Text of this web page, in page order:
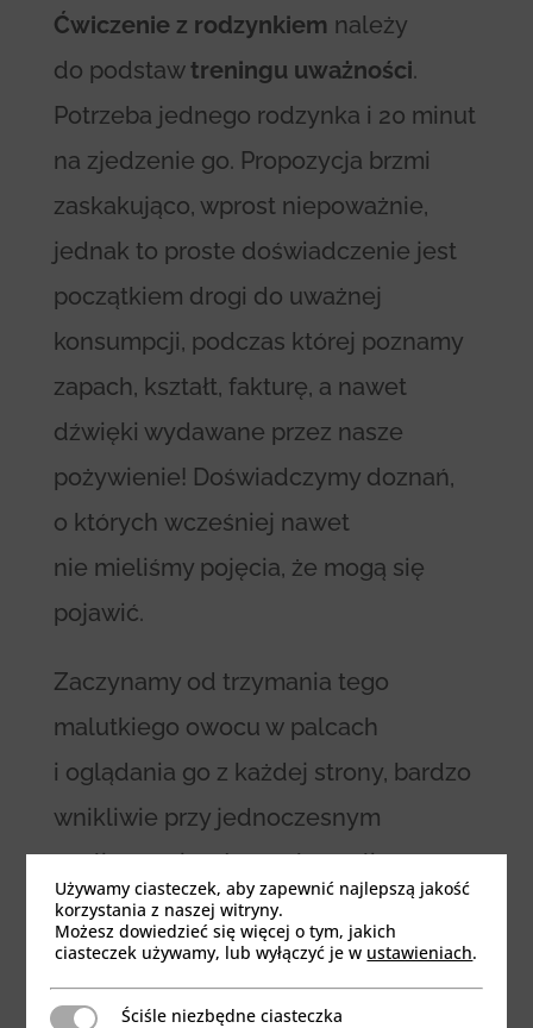
Ćwiczenie z rodzynkiem należy
do podstawtreningu uważności.
Potrzeba jednego rodzynka i 20 minut
na zjedzenie go. Propozycja brzmi
zaskakująco, wprost niepoważnie,
jednak to proste doświadczenie jest
początkiem drogi do uważnej
konsumpcji, podczas której poznamy
zapach, kształt, fakturę, a nawet
dźwięki wydawane przez nasze
pożywienie! Doświadczymy doznań,
o których wcześniej nawet
nie mieliśmy pojęcia, że mogą się
pojawić.
Zaczynamy od trzymania tego
malutkiego owocu w palcach
i oglądania go z każdej strony, bardzo
wnikliwie przy jednoczesnym
analizowaniu własnych myśli,
spostrzeżeń. Kolejnym krokiem jest
doświadczanie kształtu, struktury
poprzez dotyk, obwąchiwanie
Używamy ciasteczek, aby zapewnić najlepszą jakość
korzystania z naszej witryny.
Możesz dowiedzieć się więcej o tym, jakich
ciasteczek używamy, lub wyłączyć je w ustawieniach.
Ściśle niezbędne ciasteczka
Ściśle niezbędne ciasteczka